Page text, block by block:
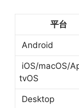
平台
Android
iOS/macOS/
tvOS
Desktop